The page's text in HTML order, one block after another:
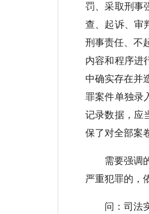
罚、采取刑事
查、起诉、审
刑事责任、不
内容和程序进
中确实存在并
罪案件单独录
记录数据，应
保了对全部案
需要强调的
严重犯罪的，
问：司法实